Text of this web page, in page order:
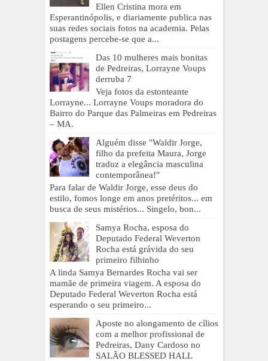
Ellen Cristina mora em
Esperantinópolis, e diariamente publica nas
suas redes sociais fotos na academia. Pelas
postagens percebe-se que a...
Das 10 mulheres mais bonitas
de Pedreiras, Lorrayne Voups
derruba 7
Veja fotos da estonteante
Lorrayne... Lorrayne Voups moradora do
Bairro do Parque das Palmeiras em Pedreiras
– MA.
Alguém disse "Waldir Jorge,
filho da prefeita Maura, Jorge
traduz a elegância masculina
contemporânea!"
Para falar de Waldir Jorge, esse deus do
estilo, fomos longe em anos pretéritos... em
busca de seus mistérios... Singelo, bon...
Samya Rocha, esposa do
Deputado Federal Weverton
Rocha está grávida do seu
primeiro filhinho
A linda Samya Bernardes Rocha vai ser
mamãe de primeira viagem. A esposa do
Deputado Federal Weverton Rocha está
esperando o seu primeiro...
Aposte no alongamento de cílios
com a melhor profissional de
Pedreiras, Dany Cardoso no
SALÃO BLESSED HALL